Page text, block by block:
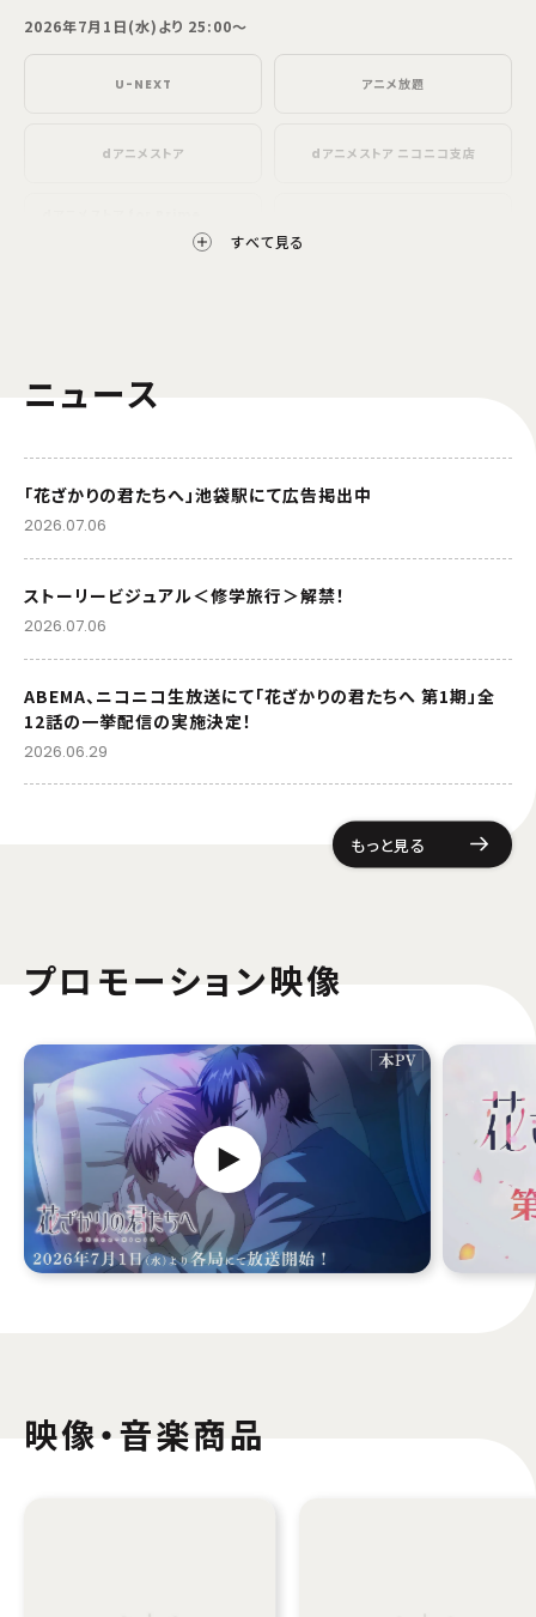
2026年7月1日(水)より 25:00～
U-NEXT アニメ放題
dアニメストア dアニメストア ニコニコ支店
Netflix
milplus
承ください。
配信開始日・配信日時は編成の都合などにより変更となる場合がございます。予めご了
都度課金配信
2026年7月1日(水)より 25:00～
Prime Video バンダイチャンネル
2026年7月3日(金)より 24:00～
TELASA J:COM STREAM
承ください。
すべて見る
ニュース
「花ざかりの君たちへ」池袋駅にて広告掲出中
2026.07.06
ストーリービジュアル＜修学旅行＞解禁！
2026.07.06
ABEMA、ニコニコ生放送にて「花ざかりの君たちへ 第1期」全
12話の一挙配信の実施決定！
2026.06.29
もっと見る
プロモーション映像
映像・音楽商品